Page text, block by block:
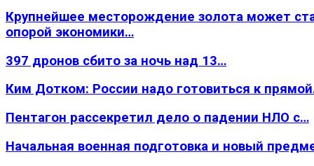
Крупнейшее месторождение золота может
опорой экономики…
397 дронов сбито за ночь над 13…
Ким Дотком: России надо готовиться к
Пентагон рассекретил дело о падении НЛО с…
Начальная военная подготовка и новый